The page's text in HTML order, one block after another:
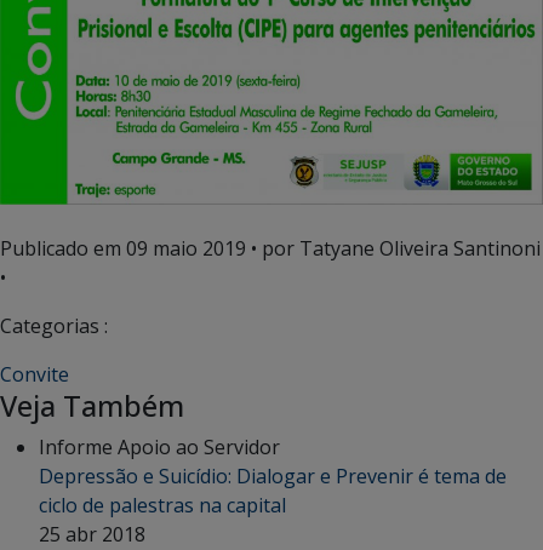
Publicado em 09 maio 2019 • por Tatyane Oliveira Santinoni
•
Categorias :
Convite
Veja Também
Informe Apoio ao Servidor
Depressão e Suicídio: Dialogar e Prevenir é tema de
ciclo de palestras na capital
25 abr 2018